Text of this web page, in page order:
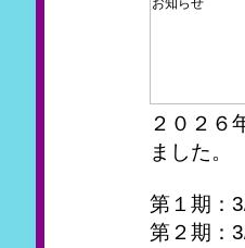
２０２６
ました。
第１期：
第２期：